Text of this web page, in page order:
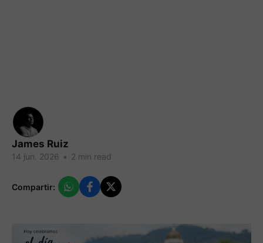
James Ruiz
14 jun. 2026 • 2 min read
Compartir: